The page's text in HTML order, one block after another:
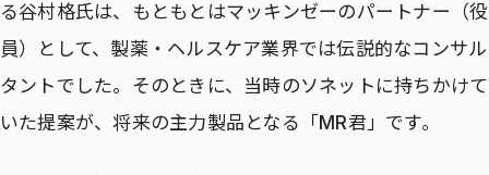
る谷村格氏は、もともとはマッキンゼーのパートナー（役
員）として、製薬・ヘルスケア業界では伝説的なコンサル
タントでした。そのときに、当時のソネットに持ちかけて
いた提案が、将来の主力製品となる「MR君」です。